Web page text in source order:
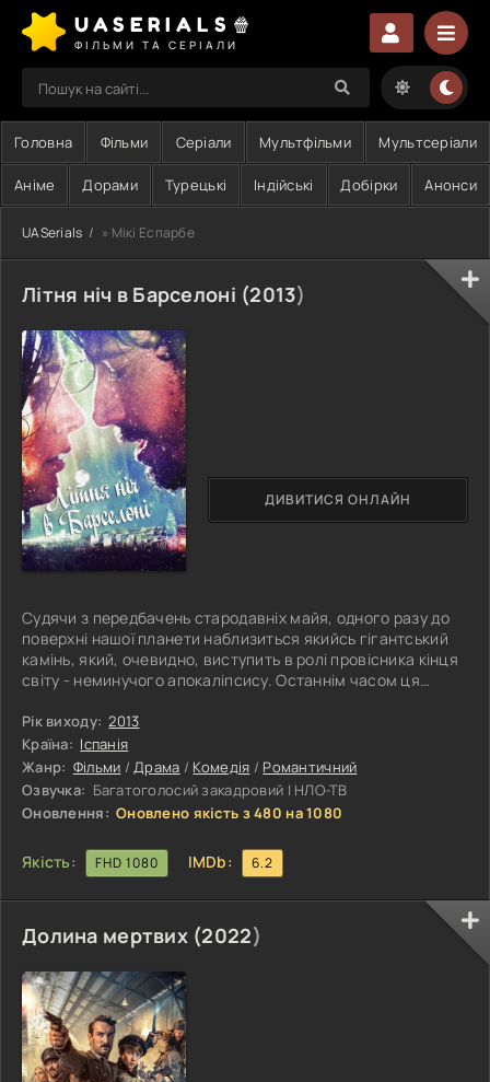
UASERIALS🍿
ФІЛЬМИ ТА СЕРІАЛИ
Головна Фільми Серіали Мультфільми Мультсеріали
Аніме Дорами Турецькі Індійські Добірки Анонси
UASerials » Мікі Еспарбе
Літня ніч в Барселоні (2013)
Судячи з передбачень стародавніх майя, одного разу до
поверхні нашої планети наблизиться якийсь гігантський
камінь, який, очевидно, виступить в ролі провісника кінця
світу - неминучого апокаліпсису. Останнім часом ця
чекають, коли ж настане та сама Година Х. Несподівано
один молодий, але вже досить досвідчений іспанський
астроном дійсно зумів відкрити якусь комету, що
пролетіла на дуже близькій відстані від Землі і отримала
ім'я Роза, адже
Рік виходу: 2013
Країна: Іспанія
Жанр: Фільми /Драма / Комедія / Романтичний
Озвучка: Багатоголосий закадровий | НЛО-ТВ
Оновлення: Оновлено якість з 480 на 1080
Якість: FHD 1080 IMDb: 6.2
ДИВИТИСЯ ОНЛАЙН
Долина мертвих (2022)